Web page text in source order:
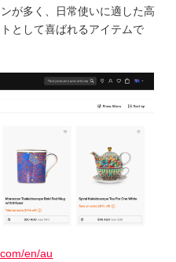
が多く、日常使いに適した高
として喜ばれるアイテムで
en/au